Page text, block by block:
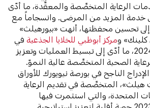
الرعاية المتخصِّصة والمعقَّدة، ما أدّى
خدمة المزيد من المرضى. وانسجاماً مع
إلى تحسين محفظتها، أنهت «بيورهيلث»
ومركز أبوظبي للخلايا الجذعيةفي
الربع الثاني من عام 2024، ما أدّى إلى تبسيط العمليات وتعزيز
الصحية المتخصِّصة عالية النموّ.
الناجح في بورصة نيويورك للأوراق
هيلث»، المتخصِّصة في تقديم الرعاية
المتحدة، والتي استثمرت فيها